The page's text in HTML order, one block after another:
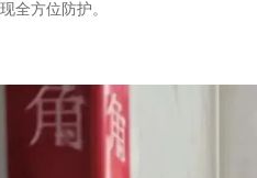
全方位防护。